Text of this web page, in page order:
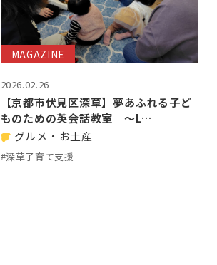
MAGAZINE
2026.02.26
【京都市伏見区深草】夢あふれる子ど
ものための英会話教室 ～L…
グルメ・お土産
#深草子育て支援